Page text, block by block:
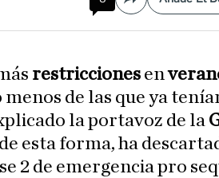
Compartir
restricciones en
de las que ya
la portavoz de la
esta forma, ha
2 de emergencia pro